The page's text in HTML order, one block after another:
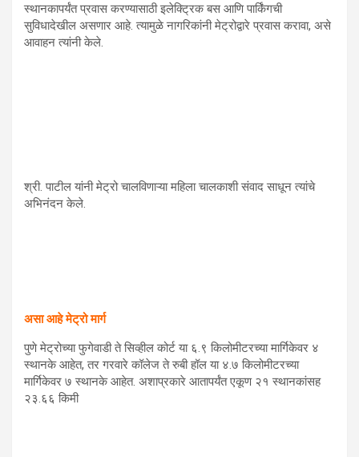
स्थानकापर्यंत प्रवास करण्यासाठी इलेक्ट्रिक बस आणि पार्किंगची
सुविधादेखील असणार आहे. त्यामुळे नागरिकांनी मेट्रोद्वारे प्रवास करावा, असे
आवाहन त्यांनी केले.
श्री. पाटील यांनी मेट्रो चालविणाऱ्या महिला चालकाशी संवाद साधून त्यांचे
अभिनंदन केले.
असा आहे मेट्रो मार्ग
पुणे मेट्रोच्या फुगेवाडी ते सिव्हील कोर्ट या ६.९ किलोमीटरच्या मार्गिकेवर ४
स्थानके आहेत, तर गरवारे कॉलेज ते रुबी हॉल या ४.७ किलोमीटरच्या
मार्गिकेवर ७ स्थानके आहेत. अशाप्रकारे आतापर्यंत एकूण २१ स्थानकांसह
२३.६६ किमी